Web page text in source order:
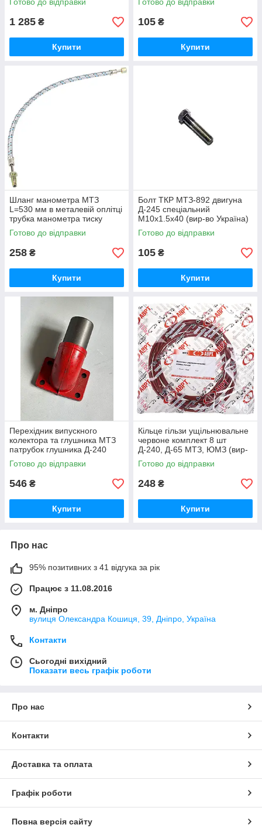
5010240922А
Готово до відправки
1 285 ₴
Купити
1002034-А
Готово до відправки
105 ₴
Купити
Шланг манометра МТЗ
L=530 мм в металевій оплітці
трубка манометра тиску
масла (вир-во Україна) 70-
3801180
Готово до відправки
258 ₴
Купити
Болт ТКР МТЗ-892 двигуна
Д-245 спеціальний
М10х1.5х40 (вир-во Україна)
245-1008031 / 245-1008031-А
Готово до відправки
105 ₴
Купити
Перехідник випускного
колектора та глушника МТЗ
патрубок глушника Д-240
(вир-во Україна) 240-
1008021-Б1 / 240-1008021
Готово до відправки
546 ₴
Купити
Кільце гільзи ущільнювальне
червоне комплект 8 шт
Д-240, Д-65 МТЗ, ЮМЗ (вир-
во ПХТ Україна) 50-1002022 /
50-1002022-А
Готово до відправки
248 ₴
Купити
Про нас
95% позитивних з 41 відгука за рік
Працює з 11.08.2016
м. Дніпро
вулиця Олександра Кошиця, 39, Дніпро, Україна
Контакти
Сьогодні вихідний
Показати весь графік роботи
Про нас
Контакти
Доставка та оплата
Графік роботи
Повна версія сайту